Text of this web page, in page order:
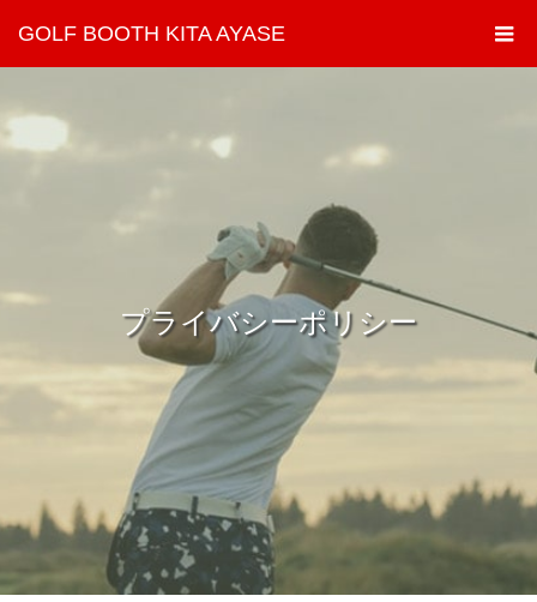
GOLF BOOTH KITA AYASE
プライバシーポリシー